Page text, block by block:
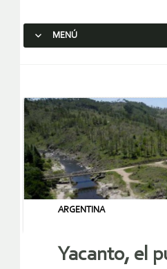
MENÚ
ARGENTINA
Yacanto, el